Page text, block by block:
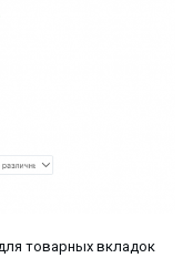
товарных вкладок